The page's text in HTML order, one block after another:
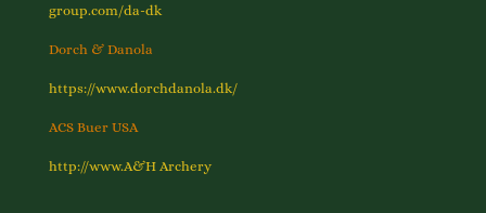
group.com/da-dk
Dorch & Danola
https://www.dorchdanola.dk/
ACS Buer USA
http://www.A&H Archery